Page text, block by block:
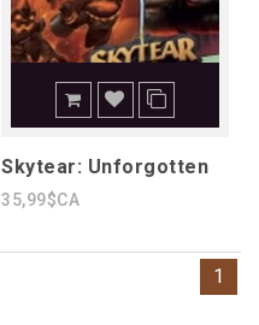
Skytear: Unforgotten
35,99$CA
1